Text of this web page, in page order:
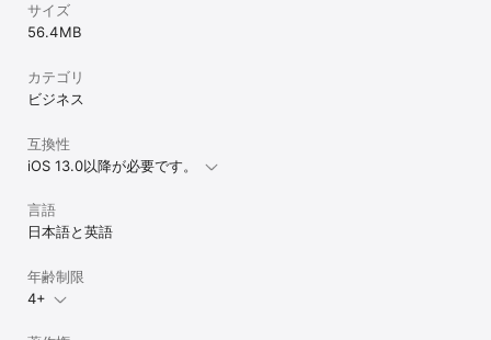
サイズ
56.4 MB
カテゴリ
ビジネス
互換性
iOS 13.0以降が必要です。
言語
日本語と英語
年齢制限
4+